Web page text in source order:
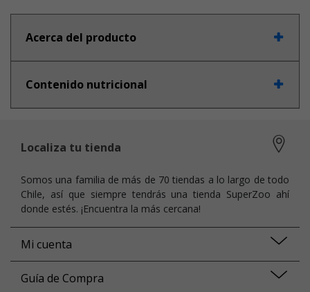
Acerca del producto
Contenido nutricional
Localiza tu tienda
Somos una familia de más de 70 tiendas a lo largo de todo
Chile, así que siempre tendrás una tienda SuperZoo ahí
donde estés. ¡Encuentra la más cercana!
Mi cuenta
Guía de Compra